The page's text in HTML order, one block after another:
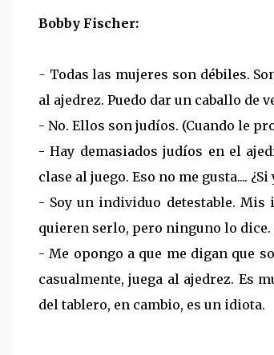
Bobby Fischer:
- Todas las mujeres son débiles.
al ajedrez. Puedo dar un caballo de
- No. Ellos son judíos. (Cuando le
- Hay demasiados judíos en el
clase al juego. Eso no me gusta....
- Soy un individuo detestable.
quieren serlo, pero ninguno lo dice.
- Me opongo a que me digan que
casualmente, juega al ajedrez. Es
del tablero, en cambio, es un idiota.